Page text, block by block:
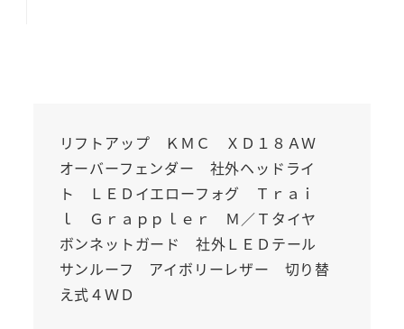
リフトアップ ＫＭＣ ＸＤ１８ＡＷ
オーバーフェンダー 社外ヘッドライ
ト ＬＥＤイエローフォグ Ｔｒａｉ
ｌ Ｇｒａｐｐｌｅｒ Ｍ／Ｔタイヤ
ボンネットガード 社外ＬＥＤテール
サンルーフ アイボリーレザー 切り替
え式４ＷＤ